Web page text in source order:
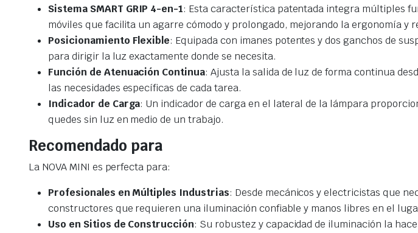
Sistema SMART GRIP 4-en-1: Esta característica patentada integra múltiples
móviles que facilita un agarre cómodo y prolongado, mejorando la ergonomía y
Posicionamiento Flexible: Equipada con imanes potentes y dos ganchos de
para dirigir la luz exactamente donde se necesita.
Función de Atenuación Continua: Ajusta la salida de luz de forma continua
las necesidades específicas de cada tarea.
Indicador de Carga: Un indicador de carga en el lateral de la lámpara
quedes sin luz en medio de un trabajo.
Recomendado para
La NOVA MINI es perfecta para:
Profesionales en Múltiples Industrias: Desde mecánicos y electricistas que
constructores que requieren una iluminación confiable y manos libres en el
Uso en Sitios de Construcción: Su robustez y capacidad de iluminación la